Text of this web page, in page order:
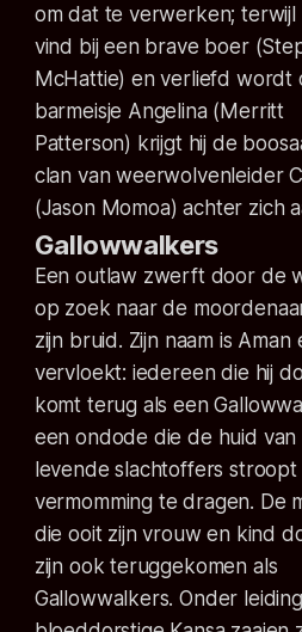
om dat te verwerken; terwijl
vind bij een brave boer
McHattie) en verliefd wordt
barmeisje Angelina (Merritt
Patterson) krijgt hij de
clan van weerwolvenleider
(Jason Momoa) achter zich
Gallowwalkers
Een outlaw zwerft door de
op zoek naar de
zijn bruid. Zijn naam is Aman
vervloekt: iedereen die hij
komt terug als een
een ondode die de huid van
levende slachtoffers stroopt
vermomming te dragen. De
die ooit zijn vrouw en kind
zijn ook teruggekomen als
Gallowwalkers. Onder